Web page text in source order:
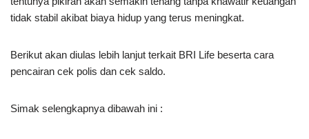
tidak stabil akibat biaya hidup yang terus meningkat.
Berikut akan diulas lebih lanjut terkait BRI Life beserta cara
pencairan cek polis dan cek saldo.
Simak selengkapnya dibawah ini :